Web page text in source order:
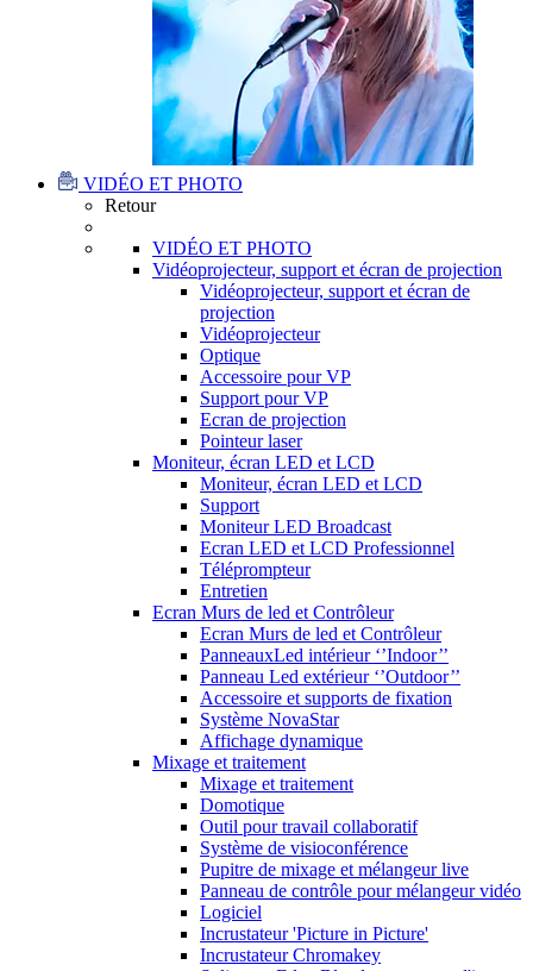
VIDÉO ET PHOTO
Retour
VIDÉO ET PHOTO
Vidéoprojecteur, support et écran de projection
Vidéoprojecteur, support et écran de
projection
Vidéoprojecteur
Optique
Accessoire pour VP
Support pour VP
Ecran de projection
Pointeur laser
Moniteur, écran LED et LCD
Moniteur, écran LED et LCD
Support
Moniteur LED Broadcast
Ecran LED et LCD Professionnel
Téléprompteur
Entretien
Ecran Murs de led et Contrôleur
Ecran Murs de led et Contrôleur
PanneauxLed intérieur ‘’Indoor’’
Panneau Led extérieur ‘’Outdoor’’
Accessoire et supports de fixation
Système NovaStar
Affichage dynamique
Mixage et traitement
Mixage et traitement
Domotique
Outil pour travail collaboratif
Système de visioconférence
Pupitre de mixage et mélangeur live
Panneau de contrôle pour mélangeur vidéo
Logiciel
Incrustateur 'Picture in Picture'
Incrustateur Chromakey